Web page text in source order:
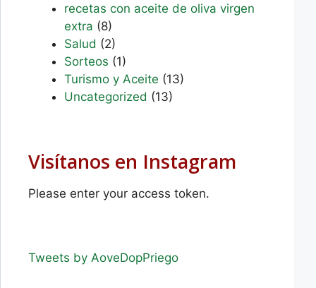
recetas con aceite de oliva virgen
extra (8)
Salud (2)
Sorteos (1)
Turismo y Aceite (13)
Uncategorized (13)
Visítanos en Instagram
Please enter your access token.
Tweets by AoveDopPriego